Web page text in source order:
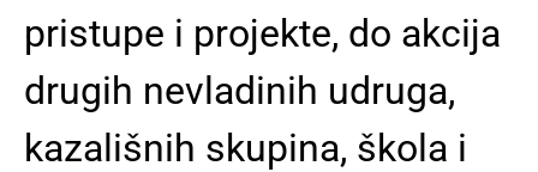
pristupe i projekte, do akcija
drugih nevladinih udruga,
kazališnih skupina, škola i